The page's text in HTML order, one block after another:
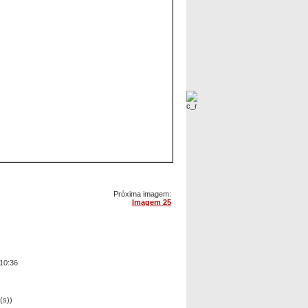
Próxima imagem:
Imagem 25